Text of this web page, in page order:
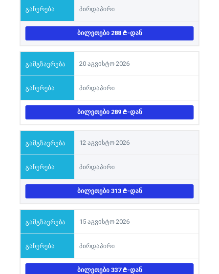
პირდაპირი
ᲑᲘᲚᲔᲗᲔᲑᲘ 288 -ᲓᲐᲜ
20 აგვისტო 2026
პირდაპირი
ᲑᲘᲚᲔᲗᲔᲑᲘ 289 -ᲓᲐᲜ
12 აგვისტო 2026
პირდაპირი
ᲑᲘᲚᲔᲗᲔᲑᲘ 313 -ᲓᲐᲜ
15 აგვისტო 2026
პირდაპირი
ᲑᲘᲚᲔᲗᲔᲑᲘ 337 -ᲓᲐᲜ